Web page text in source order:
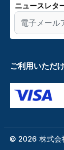
ニュースレタ
ご利用いただ
© 2026 株式会